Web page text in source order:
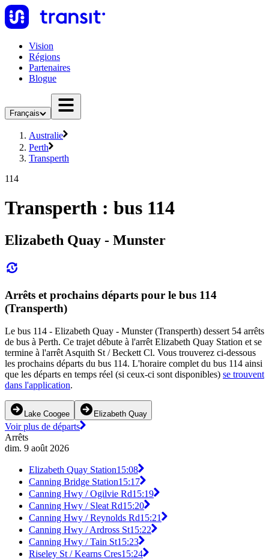
Vision
Régions
Partenaires
Blogue
Français
Australie
Perth
Transperth
114
Transperth : bus 114
Elizabeth Quay - Munster
Arrêts et prochains départs pour le bus 114
(Transperth)
Le bus 114 - Elizabeth Quay - Munster (Transperth) dessert 54 arrêts
de bus à Perth. Ce trajet débute à l'arrêt Elizabeth Quay Station et se
termine à l'arrêt Asquith St / Beckett Cl. Vous trouverez ci-dessous
les prochains départs du bus 114. L'horaire complet du bus 114 ainsi
que les départs en temps réel (si ceux-ci sont disponibles) se trouvent
dans l'application.
Lake Coogee Elizabeth Quay
Voir plus de départs
Arrêts
dim. 9 août 2026
Elizabeth Quay Station15:08
Canning Bridge Station15:17
Canning Hwy / Ogilvie Rd15:19
Canning Hwy / Sleat Rd15:20
Canning Hwy / Reynolds Rd15:21
Canning Hwy / Ardross St15:22
Canning Hwy / Tain St15:23
Riseley St / Kearns Cres15:24